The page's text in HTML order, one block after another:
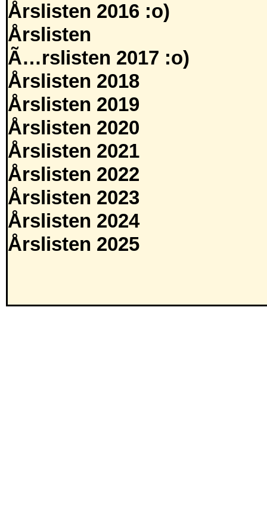
Årslisten 2016 :o)
Årslisten
Ã…rslisten 2017 :o)
Årslisten 2018
Årslisten 2019
Årslisten 2020
Årslisten 2021
Årslisten 2022
Årslisten 2023
Årslisten 2024
Årslisten 2025